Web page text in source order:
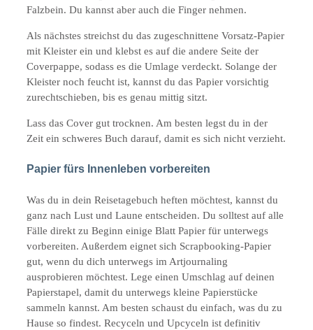
Falzbein. Du kannst aber auch die Finger nehmen.
Als nächstes streichst du das zugeschnittene Vorsatz-Papier
mit Kleister ein und klebst es auf die andere Seite der
Coverpappe, sodass es die Umlage verdeckt. Solange der
Kleister noch feucht ist, kannst du das Papier vorsichtig
zurechtschieben, bis es genau mittig sitzt.
Lass das Cover gut trocknen. Am besten legst du in der
Zeit ein schweres Buch darauf, damit es sich nicht verzieht.
Papier fürs Innenleben vorbereiten
Was du in dein Reisetagebuch heften möchtest, kannst du
ganz nach Lust und Laune entscheiden. Du solltest auf alle
Fälle direkt zu Beginn einige Blatt Papier für unterwegs
vorbereiten. Außerdem eignet sich Scrapbooking-Papier
gut, wenn du dich unterwegs im Artjournaling
ausprobieren möchtest. Lege einen Umschlag auf deinen
Papierstapel, damit du unterwegs kleine Papierstücke
sammeln kannst. Am besten schaust du einfach, was du zu
Hause so findest. Recyceln und Upcyceln ist definitiv